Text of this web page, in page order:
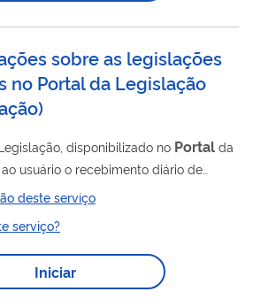
sobre as legislações
no Portal da Legislação
disponibilizado no Portal da
usuário o recebimento diário de
sobre as edições de novos atos
superior elaborados em âmbito
Presidente da República, publicados
deste serviço
serviço?
Iniciar